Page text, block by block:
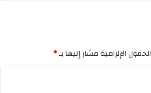
الحقول الإلزامية مشار إليها بـ*